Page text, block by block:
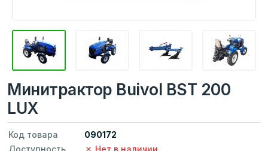
Минитрактор Buivol BST 200
LUX
Код товара
090172